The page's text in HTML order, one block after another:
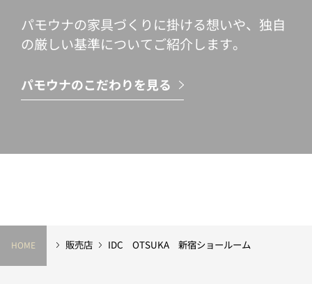
パモウナの家具づくりに掛ける想いや、独自
の厳しい基準についてご紹介します。
パモウナのこだわりを見る
HOME 販売店 IDC OTSUKA 新宿ショールーム